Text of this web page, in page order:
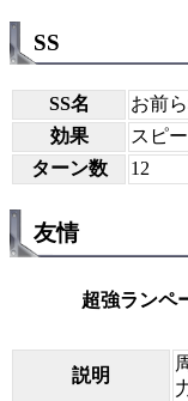
SS
SS名
お前
効果
スピ
ターン数
12
友情
超強ランペ
説明